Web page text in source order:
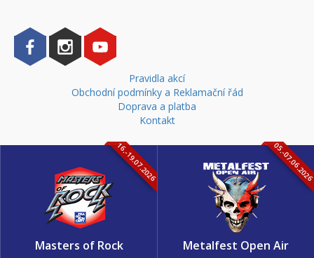
Pravidla akcí
Obchodní podmínky a Reklamační řád
Doprava a platba
Kontakt
16.-19.07.2026
Masters of Rock
05.-
Metalfest Open Air